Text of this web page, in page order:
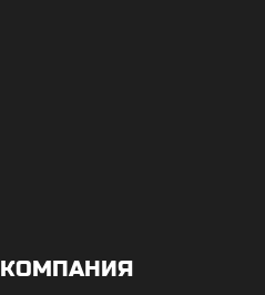
КОМПАНИЯ